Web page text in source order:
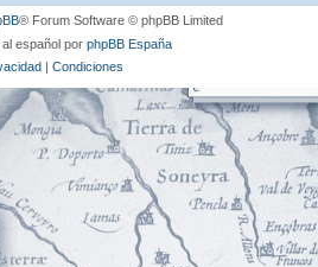
® Forum Software © phpBB Limited
español por phpBB España
| Condiciones